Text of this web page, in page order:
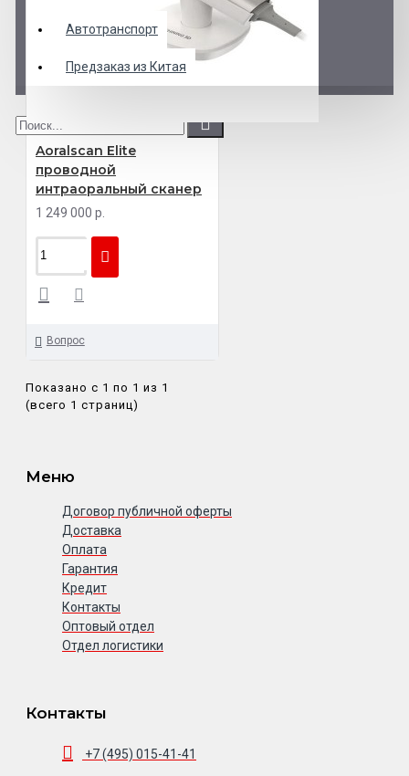
Автотранспорт
Предзаказ из Китая
Aoralscan Elite
проводной
интраоральный сканер
1 249 000 р.
Вопрос
Показано с 1 по 1 из 1
(всего 1 страниц)
Меню
Договор публичной оферты
Доставка
Оплата
Гарантия
Кредит
Контакты
Оптовый отдел
Отдел логистики
Контакты
+7 (495) 015-41-41